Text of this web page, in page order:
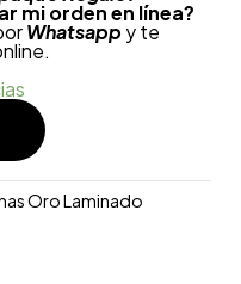
mi orden en línea?
Whatsapp y te
Oro Laminado